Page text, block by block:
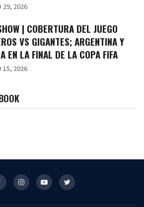
29, 2026
| COBERTURA DEL JUEGO
VS GIGANTES; ARGENTINA Y
EN LA FINAL DE LA COPA FIFA
15, 2026